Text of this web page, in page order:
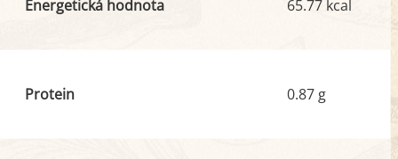
Energetická hodnota 65.77 kcal
Protein 0.87 g